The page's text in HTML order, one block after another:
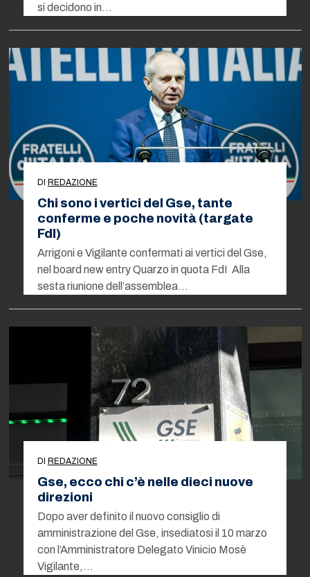
si decidono in…
DI REDAZIONE
Chi sono i vertici del Gse, tante
conferme e poche novità (targate
FdI)
Arrigoni e Vigilante confermati ai vertici del Gse,
nel board new entry Quarzo in quota FdI Alla
sesta riunione dell’assemblea…
DI REDAZIONE
Gse, ecco chi c’è nelle dieci nuove
direzioni
Dopo aver definito il nuovo consiglio di
amministrazione del Gse, insediatosi il 10 marzo
con l’Amministratore Delegato Vinicio Mosè
Vigilante,…